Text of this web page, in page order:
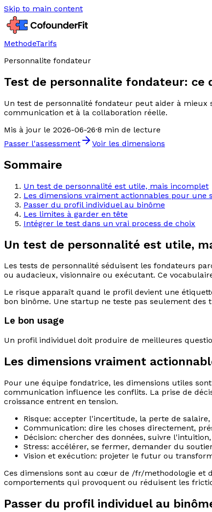
Skip to main content
MethodeTarifs
Personnalite fondateur
Test de personnalite fondateur: ce
Un test de personnalité fondateur peut aider à
communication et à la collaboration réelle.
Mis à jour le 2026-06-26·8 min de lecture
Passer l'assessment
Voir les dimensions
Sommaire
Un test de personnalité est utile, mais incomplet
Les dimensions vraiment actionnables pour une
Passer du profil individuel au binôme
Les limites à garder en tête
Intégrer le test dans un vrai process de choix
Un test de personnalité est utile,
Les tests de personnalité séduisent les fondateurs
ou audacieux, visionnaire ou exécutant. Ce
Le risque apparaît quand le profil devient une
bon binôme. Une startup ne teste pas seulement
Le bon usage
Un profil individuel doit produire de meilleures
Les dimensions vraiment
Pour une équipe fondatrice, les dimensions utiles
communication influence les conflits. La prise de
croissance entrent en tension.
Risque: accepter l'incertitude, la perte de
Communication: dire les choses directement,
Décision: chercher des données, suivre
Stress: accélérer, se fermer, demander du
Vision et exécution: projeter le futur ou
Ces dimensions sont au cœur de /fr/methodologie et
comportements qui provoquent ou réduisent les
Passer du profil individuel au